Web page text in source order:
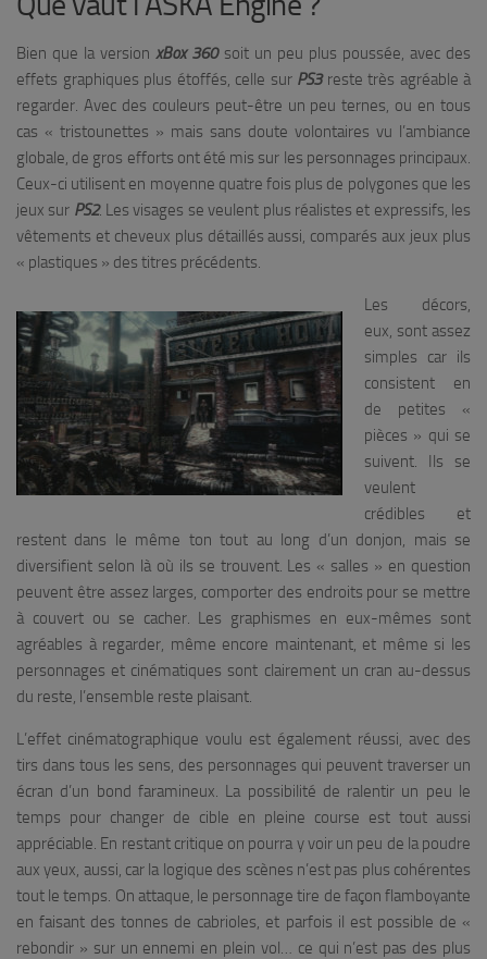
Bien que la versionxBox 360soit un peu plus poussée, avec des
effets graphiques plus étoffés, celle sur PS3 reste très agréable à
regarder. Avec des couleurs peut-être un peu ternes, ou en tous
cas « tristounettes » mais sans doute volontaires vu l’ambiance
globale, de gros efforts ont été mis sur les personnages principaux.
Ceux-ci utilisent en moyenne quatre fois plus de polygones que les
jeux sur PS2. Les visages se veulent plus réalistes et expressifs, les
vêtements et cheveux plus détaillés aussi, comparés aux jeux plus
« plastiques » des titres précédents.
Les décors,
eux, sont assez
simples car ils
consistent en
de petites «
pièces » qui se
suivent. Ils se
veulent
crédibles et
restent dans le même ton tout au long d’un donjon, mais se
diversifient selon là où ils se trouvent. Les « salles » en question
peuvent être assez larges, comporter des endroits pour se mettre
à couvert ou se cacher. Les graphismes en eux-mêmes sont
agréables à regarder, même encore maintenant, et même si les
personnages et cinématiques sont clairement un cran au-dessus
du reste, l’ensemble reste plaisant.
L’effet cinématographique voulu est également réussi, avec des
tirs dans tous les sens, des personnages qui peuvent traverser un
écran d’un bond faramineux. La possibilité de ralentir un peu le
temps pour changer de cible en pleine course est tout aussi
appréciable. En restant critique on pourra y voir un peu de la poudre
aux yeux, aussi, car la logique des scènes n’est pas plus cohérentes
tout le temps. On attaque, le personnage tire de façon flamboyante
en faisant des tonnes de cabrioles, et parfois il est possible de «
rebondir » sur un ennemi en plein vol… ce qui n’est pas des plus